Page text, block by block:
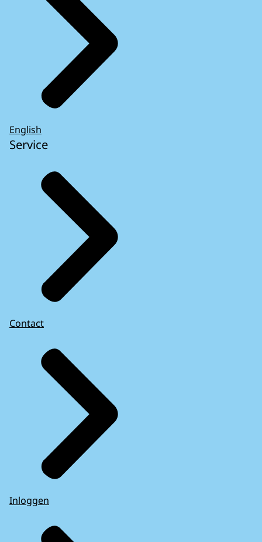
English
Service
Contact
Inloggen